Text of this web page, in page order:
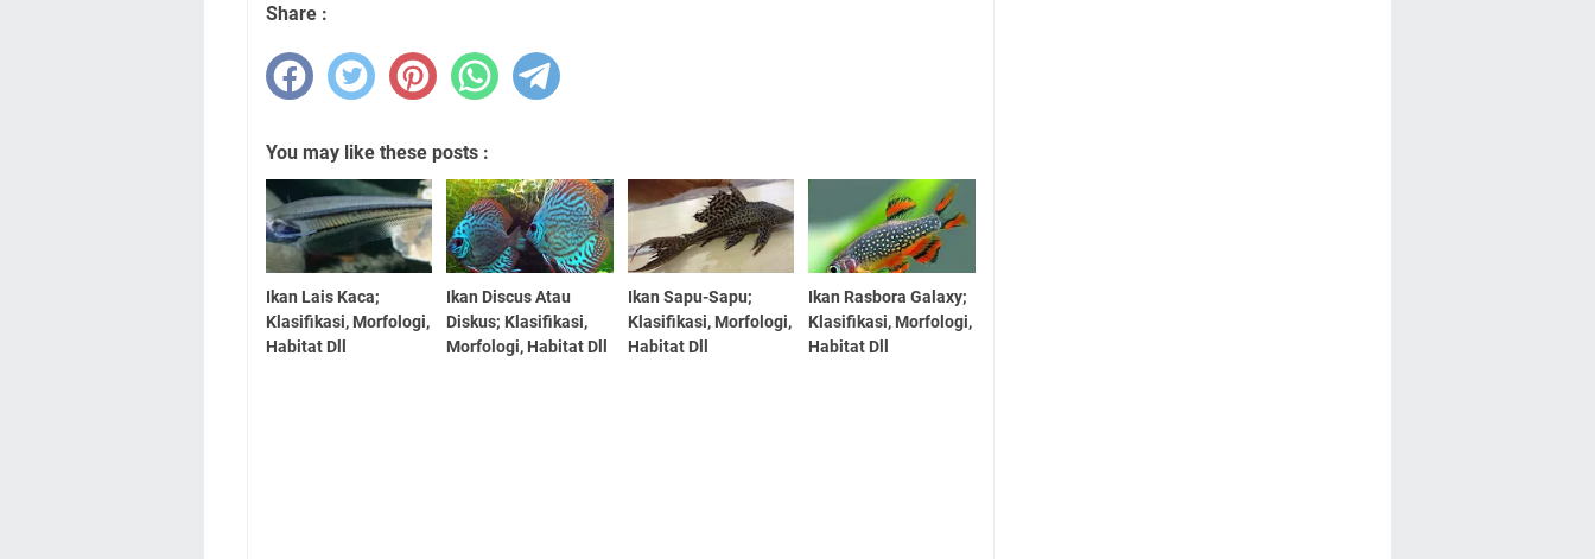
Share :
You may like these posts :
Ikan Lais Kaca;
Klasifikasi, Morfologi,
Habitat Dll
Ikan Discus Atau
Diskus; Klasifikasi,
Morfologi, Habitat Dll
Ikan Sapu-Sapu;
Klasifikasi, Morfologi,
Habitat Dll
Ikan Rasbora Galaxy;
Klasifikasi, Morfologi,
Habitat Dll